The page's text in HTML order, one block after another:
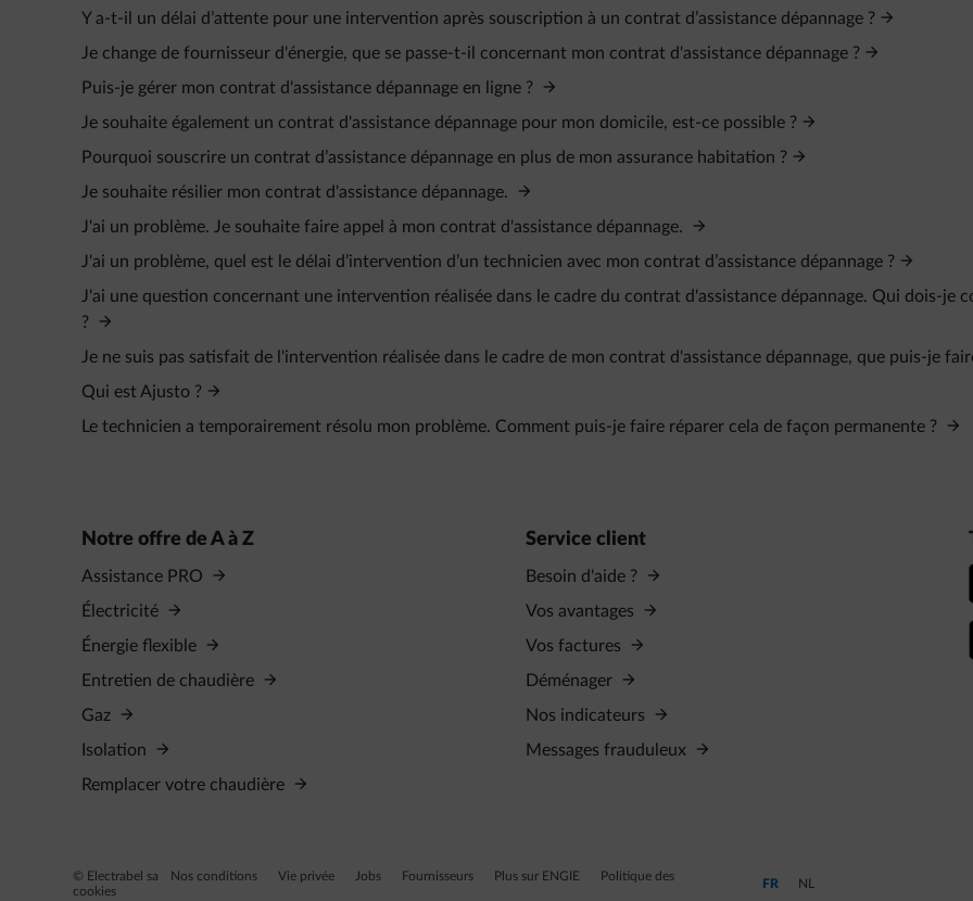
Y a-t-il un délai d’attente pour une intervention après souscription à un contrat d’assistance dépannage ?
Je change de fournisseur d'énergie, que se passe-t-il concernant mon contrat d'assistance dépannage ?
Puis-je gérer mon contrat d'assistance dépannage en ligne ?
Je souhaite également un contrat d'assistance dépannage pour mon domicile, est-ce possible ?
Pourquoi souscrire un contrat d’assistance dépannage en plus de mon assurance habitation ?
Je souhaite résilier mon contrat d'assistance dépannage.
J'ai un problème. Je souhaite faire appel à mon contrat d'assistance dépannage.
J'ai un problème, quel est le délai d’intervention d’un technicien avec mon contrat d’assistance dépannage ?
J'ai une question concernant une intervention réalisée dans le cadre du contrat d'assistance dépannage. Qui dois-je
?
Je ne suis pas satisfait de l'intervention réalisée dans le cadre de mon contrat d'assistance dépannage, que puis-je
Qui est Ajusto ?
Le technicien a temporairement résolu mon problème. Comment puis-je faire réparer cela de façon permanente ?
Notre offre de A à Z
Assistance PRO
Électricité
Énergie flexible
Entretien de chaudière
Gaz
Isolation
Remplacer votre chaudière
Service client
Besoin d'aide ?
Vos avantages
Vos factures
Déménager
Nos indicateurs
Messages frauduleux
© Electrabel sa Nos conditions Vie privée Jobs Fournisseurs Plus sur ENGIE
Politique des
cookies
Passer en Français (Langue actuelle)
FR Passer en Néerlandais
NL